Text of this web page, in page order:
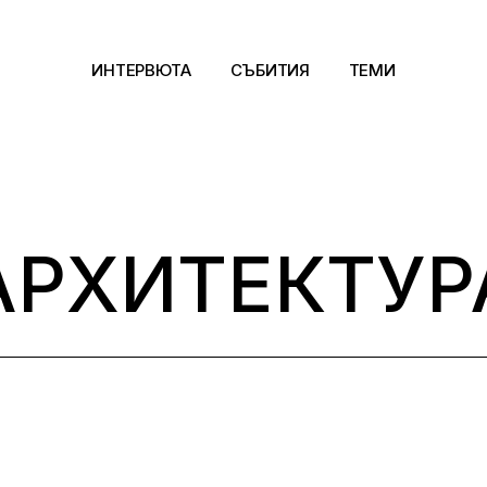
ИНТЕРВЮТА СЪБИТИЯ ТЕМИ
Kино
Музика
Сцена